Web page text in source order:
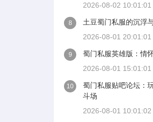
2026-08-02 10:01:01
8
土豆蜀门私服的沉浮
2026-08-01 20:01:01
9
蜀门私服英雄版：情
2026-08-01 15:01:01
10
蜀门私服贴吧论坛：
斗场
2026-08-01 10:01:02